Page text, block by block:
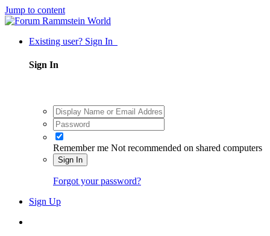
Jump to content
Existing user? Sign In
Sign In
Remember me Not recommended on shared computers
Sign In
Forgot your password?
Sign Up